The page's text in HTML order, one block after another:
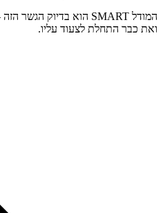
המודל SMART הוא בדיוק הגשר הזה – בין הדמיון לבין המציאות.
ואת כבר התחלת לצעוד עליו.